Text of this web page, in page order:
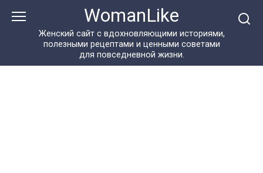
WomanLike
Женский сайт с вдохновляющими историями,
полезными рецептами и ценными советами
для повседневной жизни.